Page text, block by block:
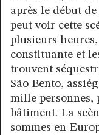
après le début
peut voir cette
plusieurs heures,
constituante et
trouvent
São Bento,
mille personnes,
bâtiment. La
sommes en